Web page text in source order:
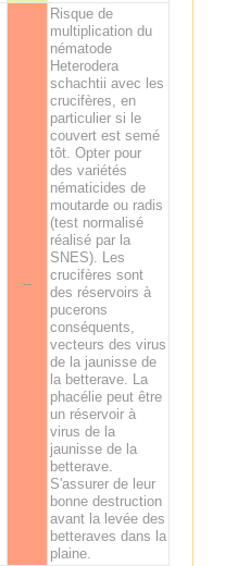
--
Risque de
multiplication du
nématode
Heterodera
schachtii avec les
crucifères, en
particulier si le
couvert est semé
tôt. Opter pour
des variétés
nématicides de
moutarde ou radis
(test normalisé
réalisé par la
SNES). Les
crucifères sont
des réservoirs à
pucerons
conséquents,
vecteurs des virus
de la jaunisse de
la betterave. La
phacélie peut être
un réservoir à
virus de la
jaunisse de la
betterave.
S'assurer de leur
bonne destruction
avant la levée des
betteraves dans la
plaine.